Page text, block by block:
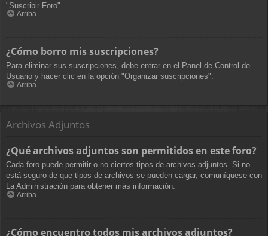
"Suscribir Foro".
Arriba
¿Cómo borro mis suscripciones?
Para eliminar sus suscripciones, debe entrar en el Panel de Control de
Usuario y hacer clic en la opción "Organizar suscripciones".
Arriba
Archivos Adjuntos
¿Qué archivos adjuntos son permitidos en este foro?
Cada foro puede permitir o no ciertos tipos de archivos adjuntos. Si no
está seguro de que tipos de archivos se pueden cargar, comuníquese con
La Administración para obtener más información.
Arriba
¿Cómo encuentro todos mis archivos adjuntos?